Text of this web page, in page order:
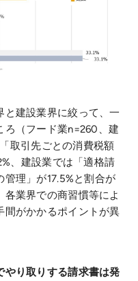
建設業界に絞って、一
ろ（フード業n=260、建
取引先ごとの消費税額
、建設業では「適格請
理」が17.5%と割合が
業界での商習慣等によ
間がかかるポイントが異
やり取りする請求書は発